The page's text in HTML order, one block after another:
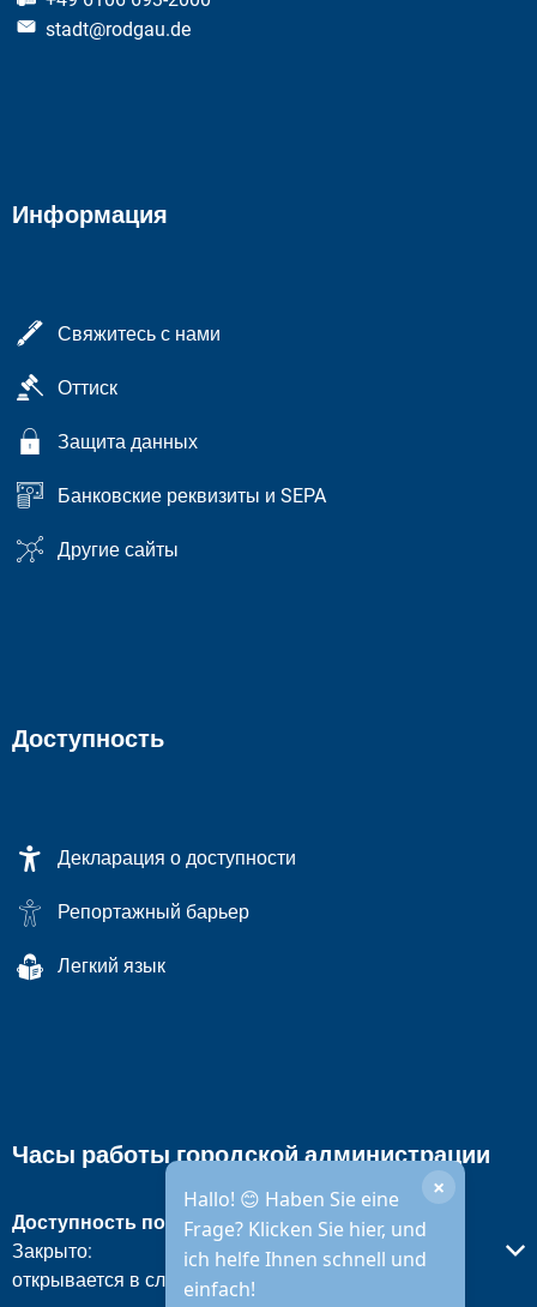
stadt@rodgau.de
Информация
Свяжитесь с нами
Оттиск
Защита данных
Банковские реквизиты и SEPA
Другие сайты
Доступность
Декларация о доступности
Репортажный барьер
Легкий язык
Hallo! 😊 Haben Sie eine
Frage? Klicken Sie hier, und
ich helfe Ihnen schnell und
einfach!
×
Часы работы городской администрации
Доступность по телефону
Нажмите, чтобы скрыть другое время открытия или
Закрыто:
открывается в следующую пятницу в 08:30 утра